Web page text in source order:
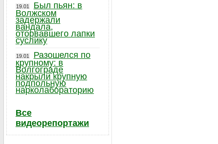
19.01
Был пьян: в
Волжском
задержали
вандала,
оторвавшего лапки
суслику
19.01
Разошелся по
крупному: в
Волгограде
накрыли крупную
подпольную
нарколабораторию
Все
видеорепортажи